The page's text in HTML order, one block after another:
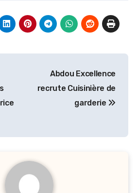
Abdou Excellence
recrute Cuisinière de
garderie